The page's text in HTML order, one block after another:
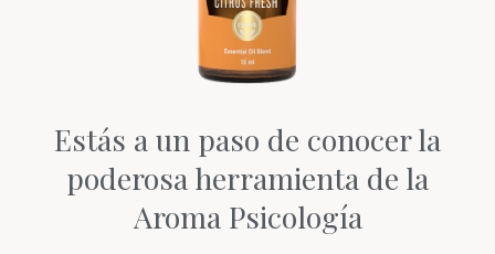
Estás a un paso de conocer la
poderosa herramienta de la
Aroma Psicología